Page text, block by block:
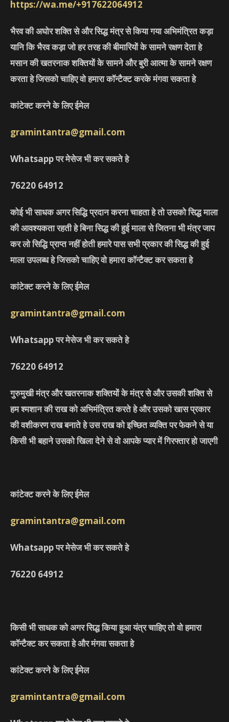
https://wa.me/+917622064912
भैरव की अघोर शक्ति से और सिद्ध मंत्र से किया गया अभिमंत्रित कड़ा
यानि कि भैरव कड़ा जो हर तरह की बीमारियों के सामने रक्षण देता हे
मसान की खतरनाक शक्तियों के सामने और बुरी आत्मा के सामने रक्षण
करता हे जिसको चाहिए वो हमारा कॉन्टैक्ट करके मंगवा सकता हे
कांटेक्ट करने के लिए ईमेल
gramintantra@gmail.com
Whatsapp पर मेसेज भी कर सकते हे
76220 64912
कोई भी साधक अगर सिद्धि प्रदान करना चाहता हे तो उसको सिद्ध माला
की आवश्यकता रहती हे बिना सिद्ध की हुई माला से जितना भी मंत्र जाप
कर लो सिद्धि प्राप्त नहीं होती हमारे पास सभी प्रकार की सिद्ध की हुई
माला उपलब्ध हे जिसको चाहिए वो हमारा कॉन्टैक्ट कर सकता हे
कांटेक्ट करने के लिए ईमेल
gramintantra@gmail.com
Whatsapp पर मेसेज भी कर सकते हे
76220 64912
गुरुमुखी मंत्र और खतरनाक शक्तियों के मंत्र से और उसकी शक्ति से
हम श्मशान की राख को अभिमंत्रित करते हे और उसको खास प्रकार
की वशीकरण राख बनाते हे उस राख को इच्छित व्यक्ति पर फेकने से या
किसी भी बहाने उसको खिला देने से वो आपके प्यार में गिरफ्तार हो जाएगी
कांटेक्ट करने के लिए ईमेल
gramintantra@gmail.com
Whatsapp पर मेसेज भी कर सकते हे
76220 64912
किसी भी साधक को अगर सिद्ध किया हुआ यंत्र चाहिए तो वो हमारा
कॉन्टैक्ट कर सकता हे और मंगवा सकता हे
कांटेक्ट करने के लिए ईमेल
gramintantra@gmail.com